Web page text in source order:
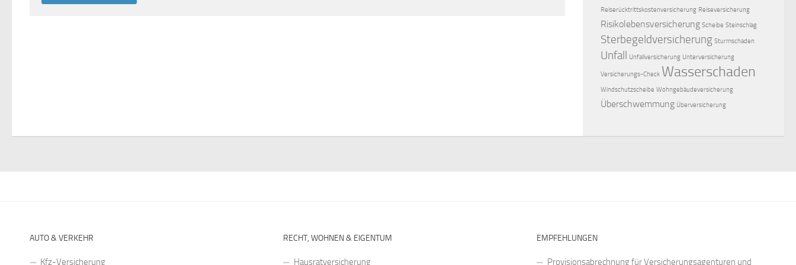
Reiserücktrittskostenversicherung Reiseversicherung
Risikolebensversicherung Scheibe Steinschlag
Sterbegeldversicherung Sturmschaden
Unfall Unfallversicherung Unterversicherung
Versicherungs-Check Wasserschaden
Windschutzscheibe Wohngebäudeversicherung
Überschwemmung Überversicherung
AUTO & VERKEHR
Kfz-Versicherung
RECHT, WOHNEN & EIGENTUM
Hausratversicherung
EMPFEHLUNGEN
Provisionsabrechnung für Versicherungsagenturen und